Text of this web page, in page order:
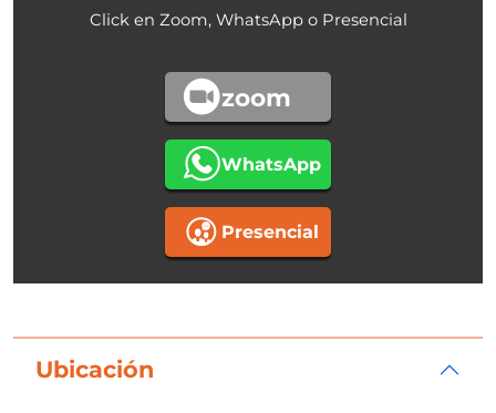
Click en Zoom, WhatsApp o Presencial
zoom
WhatsApp
Presencial
Ubicación